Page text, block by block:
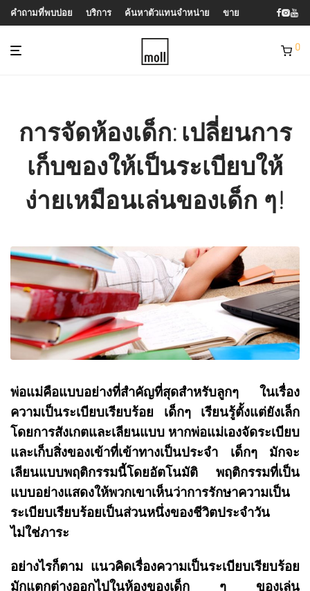
คำถามที่พบบ่อย บริการ ค้นหาตัวแทนจำหน่าย ขาย
0
การจัดห้องเด็ก: เปลี่ยนการ
เก็บของให้เป็นระเบียบให้
ง่ายเหมือนเล่นของเด็ก ๆ!
พ่อแม่คือแบบอย่างที่สำคัญที่สุดสำหรับลูกๆ ในเรื่อง
ความเป็นระเบียบเรียบร้อย เด็กๆ เรียนรู้ตั้งแต่ยังเล็ก
โดยการสังเกตและเลียนแบบ หากพ่อแม่เองจัดระเบียบ
และเก็บสิ่งของเข้าที่เข้าทางเป็นประจำ เด็กๆ มักจะ
เลียนแบบพฤติกรรมนี้โดยอัตโนมัติ พฤติกรรมที่เป็น
แบบอย่างแสดงให้พวกเขาเห็นว่าการรักษาความเป็น
ระเบียบเรียบร้อยเป็นส่วนหนึ่งของชีวิตประจำวัน
ไม่ใช่ภาระ
อย่างไรก็ตาม แนวคิดเรื่องความเป็นระเบียบเรียบร้อย
มักแตกต่างออกไปในห้องของเด็ก ๆ ของเล่น